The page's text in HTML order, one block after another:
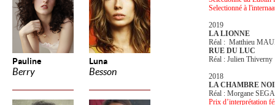
Pauline
Berry
Luna
Besson
Selectionné à
2019
LA LIONNE
Réal : Matthieu
RUE DU LUC
Réal : Julien Thiverny
2018
LA CHAMBRE
Réal : Morgane
Prix d’interprétation